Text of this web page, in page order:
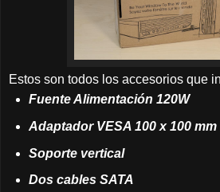
Estos son todos los accesorios que
Fuente Alimentación 120W
Adaptador VESA 100 x 100 mm
Soporte vertical
Dos cables SATA